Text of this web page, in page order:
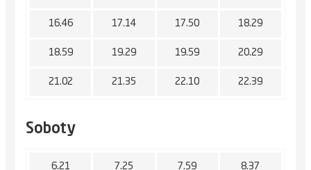
16.46 17.14 17.50 18.29
18.59 19.29 19.59 20.29
21.02 21.35 22.10 22.39
Soboty
6.21 7.25 7.59 8.37